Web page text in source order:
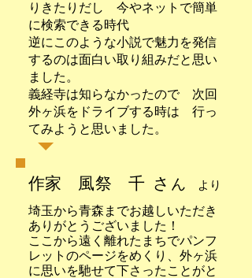
りきたりだし 今やネットで簡単
に検索できる時代
逆にこのような小説で魅力を発信
するのは面白い取り組みだと思い
ました。
義経寺は知らなかったので 次回
外ヶ浜をドライブする時は 行っ
てみようと思いました。
作家 風祭 千 さ ん より
埼玉から青森までお越しいただき
ありがとうございました！
ここから遠く離れたまちでパンフ
レットのページをめくり、外ヶ浜
に思いを馳せて下さったことがと